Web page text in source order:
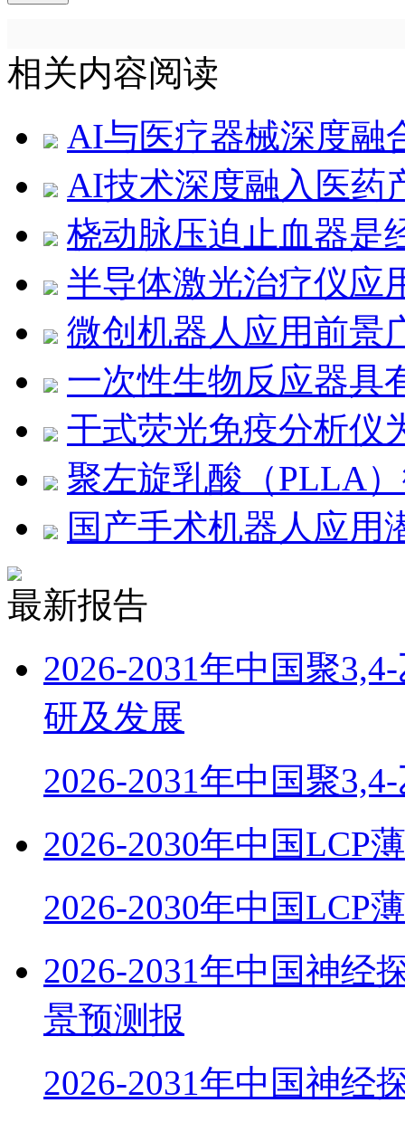
相关内容阅读
AI与医疗器械深度融
AI技术深度融入医药
桡动脉压迫止血器是
半导体激光治疗仪应
微创机器人应用前景
一次性生物反应器具
干式荧光免疫分析仪
聚左旋乳酸（PLLA
国产手术机器人应用
最新报告
2026-2031年中国聚
研及发展
2026-2031年中国聚
2026-2030年中国LCP
2026-2030年中国LCP
2026-2031年中国神经
景预测报
2026-2031年中国神经